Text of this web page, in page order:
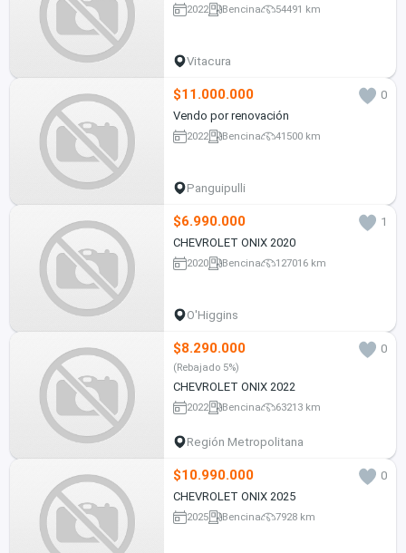
2022 Bencina 54491 km
Vitacura
$11.000.000
0
Vendo por renovación
2022 Bencina 41500 km
Panguipulli
$6.990.000
1
CHEVROLET ONIX 2020
2020 Bencina 127016 km
O'Higgins
$8.290.000 0
(Rebajado 5%)
CHEVROLET ONIX 2022
2022 Bencina 63213 km
Región Metropolitana
$10.990.000
0
CHEVROLET ONIX 2025
2025 Bencina 7928 km